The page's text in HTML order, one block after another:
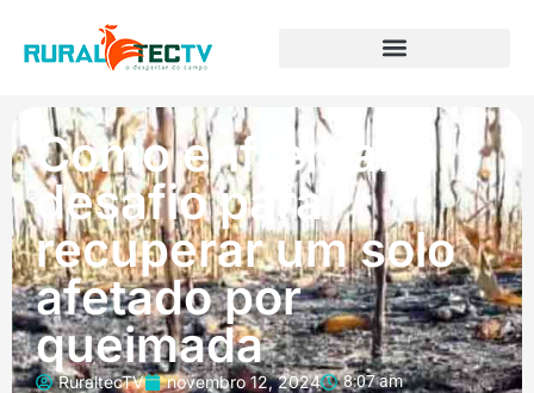
Como enfrentar o
desafio para
recuperar um solo
afetado por
queimada
RuraltecTV novembro 12, 2024 8:07 am